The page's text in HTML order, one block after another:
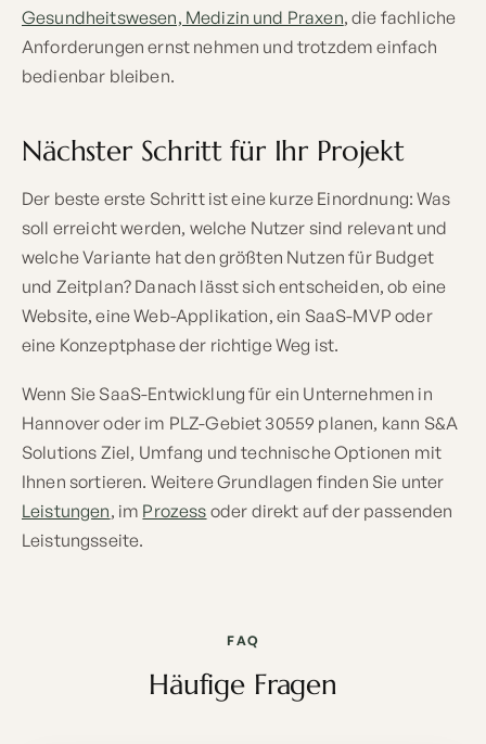
Gesundheitswesen, Medizin und Praxen, die fachliche
Anforderungen ernst nehmen und trotzdem einfach
bedienbar bleiben.
Nächster Schritt für Ihr Projekt
Der beste erste Schritt ist eine kurze Einordnung: Was
soll erreicht werden, welche Nutzer sind relevant und
welche Variante hat den größten Nutzen für Budget
und Zeitplan? Danach lässt sich entscheiden, ob eine
Website, eine Web-Applikation, ein SaaS-MVP oder
eine Konzeptphase der richtige Weg ist.
Wenn Sie SaaS-Entwicklung für ein Unternehmen in
Hannover oder im PLZ-Gebiet 30559 planen, kann S&A
Solutions Ziel, Umfang und technische Optionen mit
Ihnen sortieren. Weitere Grundlagen finden Sie unter
Leistungen, im Prozess oder direkt auf der passenden
Leistungsseite.
FAQ
Häufige Fragen